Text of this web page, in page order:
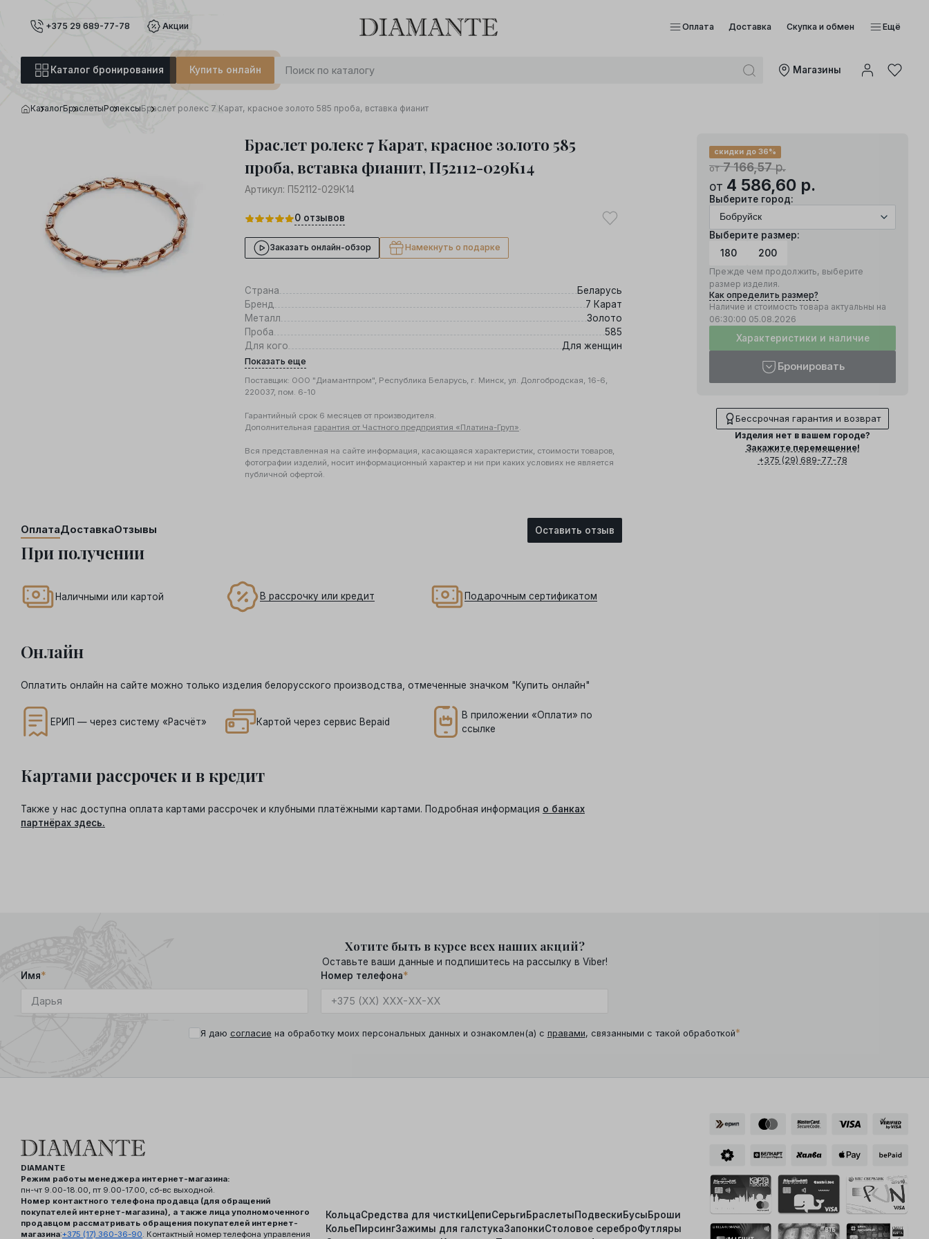
+375 29 689-77-78 Акции Оплата Доставка Скупка и обмен Ещё
Каталог бронирования Купить онлайн Mагазины
0 : 0 0
КаталогБраслетыРолексыБраслет ролекс 7 Карат, красное золото 585 проба, вставка фианит
Браслет ролекс 7 Карат, красное золото 585
проба, вставка фианит, П52112-029К14
Артикул: П52112-029К14
0 отзывов
Заказать онлайн-обзор Намекнуть о подарке
от7 166,57р.
скидки до 36%
от 4 586,60 р.
Выберите город:
Выберите размер:
180
200
Прежде чем продолжить, выберите
размер изделия.
Как определить размер?
Наличие и стоимость товара актуальны на
06:30:00 05.08.2026
Характеристики и наличие
Бронировать
Бессрочная гарантия и возврат
Изделия нет в вашем городе?
Закажите перемещение!
+375 (29) 689-77-78
Страна
Беларусь
Бренд
7 Карат
Металл
Золото
Проба
585
Для кого
Для женщин
Показать еще
Поставщик: ООО "Диамантпром", Республика Беларусь, г. Минск, ул. Долгобродская, 16-6,
220037, пом. 6-10
Гарантийный срок 6 месяцев от производителя.
Дополнительная гарантия от Частного предприятия «Платина-Груп».
Вся представленная на сайте информация, касающаяся характеристик, стоимости товаров,
фотографии изделий, носит информационный характер и ни при каких условиях не является
публичной офертой.
Оплата
При получении
Наличными или картой В рассрочку или кредит Подарочным сертификатом
Онлайн
Оплатить онлайн на сайте можно только изделия белорусского производства, отмеченные значком "Купить онлайн"
ЕРИП — через систему «Расчёт» Картой через сервис Bepaid
В приложении «Оплати» по
ссылке
Картами рассрочек и в кредит
Также у нас доступна оплата картами рассрочек и клубными платёжными картами. Подробная информация о банках
партнёрах здесь.
ДоставкаОтзывы Оставить отзыв
Хотите быть в курсе всех наших акций?
Оставьте ваши данные и подпишитесь на рассылку в Viber!
Имя* Номер телефона*
Я даю согласие на обработку моих персональных данных и ознакомлен(а) с правами, связанными с такой обработкой*
DIAMANTE
Режим работы менеджера интернет-магазина:
пн-чт 9.00-18.00, пт 9.00-17.00, сб-вс выходной.
Номер контактного телефона продавца (для обращений
покупателей интернет-магазина), а также лица уполномоченного
продавцом рассматривать обращения покупателей интернет-
магазина:+375 (17) 360-36-90 . Контактный номер телефона управления
КольцаСредства для чисткиЦепиСерьгиБраслетыПодвескиБусыБроши
КольеПирсингЗажимы для галстукаЗапонкиСтоловое сереброФутляры